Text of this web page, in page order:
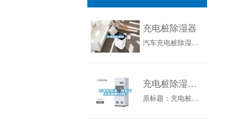
充电桩除湿器
汽车充电桩除湿器wL5开关柜除湿器,配电柜除湿器,智能除湿装置,除湿装置,赛电气wL5开关柜除湿器,配电柜除湿器,智能除湿装置,除湿装置,赛...
充电桩除湿，这些方法你都用过吗？
原标题：充电桩除湿，这些方法你都用过吗？⊥87⊥新能源汽车充电桩现状充电桩除湿器可解决充电桩凝露问题，近年来，全球能源危机和环境危机突显，国...